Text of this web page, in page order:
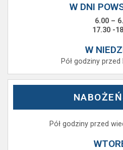
W DNI
6.00 –
17.30 -
W
Pół godziny
Pół godziny przed